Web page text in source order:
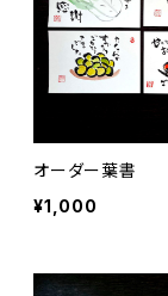
オーダー葉書
¥1,000